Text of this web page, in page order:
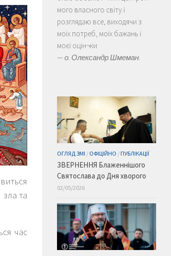
зла та
час
мого власного світу і
розглядаю все, виходячи з
моїх потреб, моїх бажань і
моєї оцін¬ки
—о. Олександр Шмеман.
ОГЛЯД ЗМІ / ОФІЦІЙНО /ПУБЛІКАЦІЇ
ЗВЕРНЕННЯ Блаженнішого
Святослава до Дня хворого
02/05/2026